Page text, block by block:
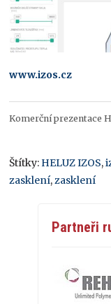
www.izos.cz
Komerční prezentace
Štítky: HELUZ IZOS,
zasklení,zasklení
Partneři